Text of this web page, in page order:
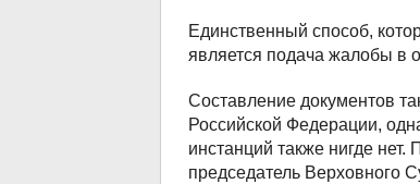
Единственный способ,
является подача жалобы в
Составление документов
Российской Федерации,
инстанций также нигде
председатель Верховного